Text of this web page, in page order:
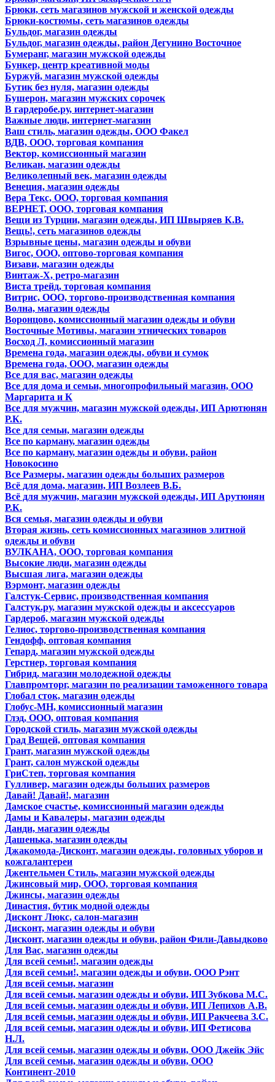
Брюки, сеть магазинов мужской и женской одежды
Брюки-костюмы, сеть магазинов одежды
Бульдог, магазин одежды
Бульдог, магазин одежды, район Дегунино Восточное
Бумеранг, магазин мужской одежды
Бункер, центр креативной моды
Буржуй, магазин мужской одежды
Бутик без нуля, магазин одежды
Бушерон, магазин мужских сорочек
В гардеробе.ру, интернет-магазин
Важные люди, интернет-магазин
Ваш стиль, магазин одежды, ООО Факел
ВДВ, ООО, торговая компания
Вектор, комиссионный магазин
Великан, магазин одежды
Великолепный век, магазин одежды
Венеция, магазин одежды
Вера Текс, ООО, торговая компания
ВЕРНЕТ, ООО, торговая компания
Вещи из Турции, магазин одежды, ИП Швыряев К.В.
Вещь!, сеть магазинов одежды
Взрывные цены, магазин одежды и обуви
Вигос, ООО, оптово-торговая компания
Визави, магазин одежды
Винтаж-Х, ретро-магазин
Виста трейд, торговая компания
Витрис, ООО, торгово-производственная компания
Волна, магазин одежды
Воронцово, комиссионный магазин одежды и обуви
Восточные Мотивы, магазин этнических товаров
Восход Л, комиссионный магазин
Времена года, магазин одежды, обуви и сумок
Времена года, ООО, магазин одежды
Все для вас, магазин одежды
Все для дома и семьи, многопрофильный магазин, ООО
Маргарита и К
Все для мужчин, магазин мужской одежды, ИП Арютюнян
Р.К.
Все для семьи, магазин одежды
Все по карману, магазин одежды
Все по карману, магазин одежды и обуви, район
Новокосино
Все Размеры, магазин одежды больших размеров
Всё для дома, магазин, ИП Возлеев В.Б.
Всё для мужчин, магазин мужской одежды, ИП Арутюнян
Р.К.
Вся семья, магазин одежды и обуви
Вторая жизнь, сеть комиссионных магазинов элитной
одежды и обуви
ВУЛКАНА, ООО, торговая компания
Высокие люди, магазин одежды
Высшая лига, магазин одежды
Вэрмонт, магазин одежды
Галстук-Сервис, производственная компания
Галстук.ру, магазин мужской одежды и аксессуаров
Гардероб, магазин мужской одежды
Гелиос, торгово-производственная компания
Гендофф, оптовая компания
Гепард, магазин мужской одежды
Герстнер, торговая компания
Гибрид, магазин молодежной одежды
Главпромторг, магазин по реализации таможенного товара
Глобал сток, магазин одежды
Глобус-МН, комиссионный магазин
Глэд, ООО, оптовая компания
Городской стиль, магазин мужской одежды
Град Вещей, оптовая компания
Грант, магазин мужской одежды
Грант, салон мужской одежды
ГриСтеп, торговая компания
Гулливер, магазин одежды больших размеров
Давай! Давай!, магазин
Дамское счастье, комиссионный магазин одежды
Дамы и Кавалеры, магазин одежды
Данди, магазин одежды
Дашенька, магазин одежды
Джакомода-Дисконт, магазин одежды, головных уборов и
кожгалантереи
Джентельмен Стиль, магазин мужской одежды
Джинсовый мир, ООО, торговая компания
Джинсы, магазин одежды
Династия, бутик модной одежды
Дисконт Люкс, салон-магазин
Дисконт, магазин одежды и обуви
Дисконт, магазин одежды и обуви, район Фили-Давыдково
Для Вас, магазин одежды
Для всей семьи!, магазин одежды
Для всей семьи!, магазин одежды и обуви, ООО Рэнт
Для всей семьи, магазин
Для всей семьи, магазин одежды и обуви, ИП Зубкова М.С.
Для всей семьи, магазин одежды и обуви, ИП Лепихов А.В.
Для всей семьи, магазин одежды и обуви, ИП Ракчеева З.С.
Для всей семьи, магазин одежды и обуви, ИП Фетисова
Н.Л.
Для всей семьи, магазин одежды и обуви, ООО Джейк Эйс
Для всей семьи, магазин одежды и обуви, ООО
Континент-2010